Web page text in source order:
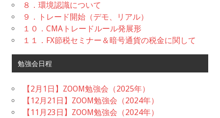
８．環境認識について
９．トレード開始（デモ、リアル）
１０．CMAトレードルール発展形
１１．FX節税セミナー＆暗号通貨の税金に関して
勉強会日程
【2月1日】ZOOM勉強会（2025年）
【12月21日】ZOOM勉強会（2024年）
【11月23日】ZOOM勉強会（2024年）